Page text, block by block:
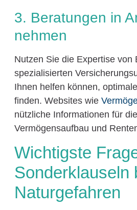
3. Beratungen in
nehmen
Nutzen Sie die Expertise von
spezialisierten
Ihnen helfen können,
finden. Websites wie
nützliche Informationen für
Vermögensaufbau und
Wichtigste
Sonderklauseln
Naturgefahren